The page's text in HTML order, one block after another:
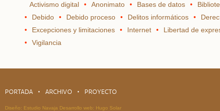
Activismo digital Anonimato Bases de datos
Debido
Debido proceso Delitos informáticos
Excepciones y limitaciones
Internet
Libertad de
Vigilancia
PORTADA ARCHIVO PROYECTO
Diseño: Estudio Navaja Desarrollo web: Hugo Solar